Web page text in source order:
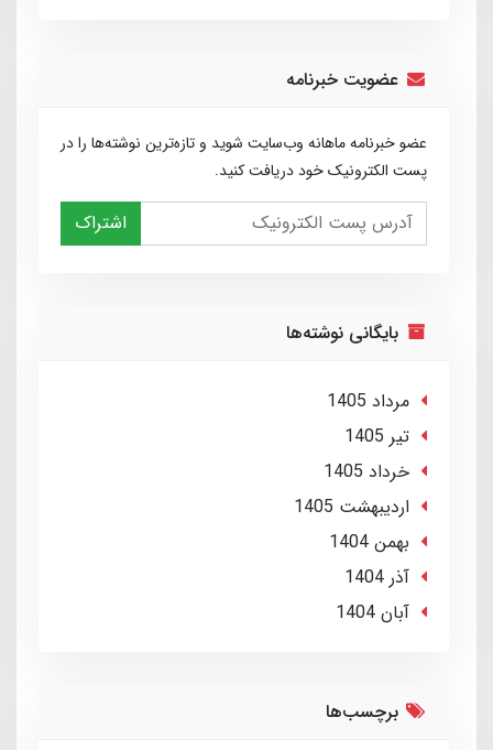
عضویت خبرنامه
عضو خبرنامه ماهانه وب‌سایت شوید و تازه‌ترین نوشته‌ها را در
پست الکترونیک خود دریافت کنید.
اشتراک
بایگانی نوشته‌ها
مرداد 1405
تير 1405
خرداد 1405
ارديبهشت 1405
بهمن 1404
آذر 1404
آبان 1404
برچسب‌ها